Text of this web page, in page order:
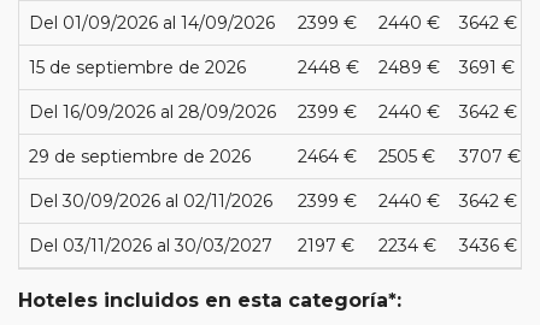
Del 01/09/2026 al 14/09/2026 2399 € 2440 € 3642 €
15 de septiembre de 2026 2448 € 2489 € 3691 €
Del 16/09/2026 al 28/09/2026 2399 € 2440 € 3642 €
29 de septiembre de 2026 2464 € 2505 € 3707 €
Del 30/09/2026 al 02/11/2026 2399 € 2440 € 3642 €
Del 03/11/2026 al 30/03/2027 2197 € 2234 € 3436 €
Hoteles incluidos en esta categoría*: